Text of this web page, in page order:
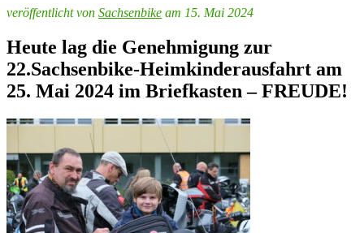
veröffentlicht von Sachsenbike am 15. Mai 2024
Heute lag die Genehmigung zur
22.Sachsenbike-Heimkinderausfahrt am
25. Mai 2024 im Briefkasten – FREUDE!